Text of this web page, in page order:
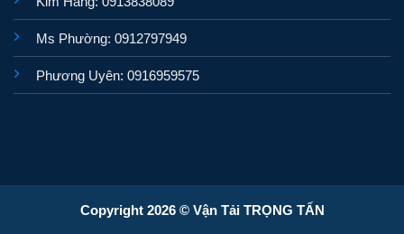
Ms Phường: 0912797949
Phương Uyên: 0916959575
Copyright 2026 © Vận Tải TRỌNG TẤN